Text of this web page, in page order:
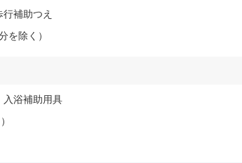
補助つえ
除く）
入浴補助用具